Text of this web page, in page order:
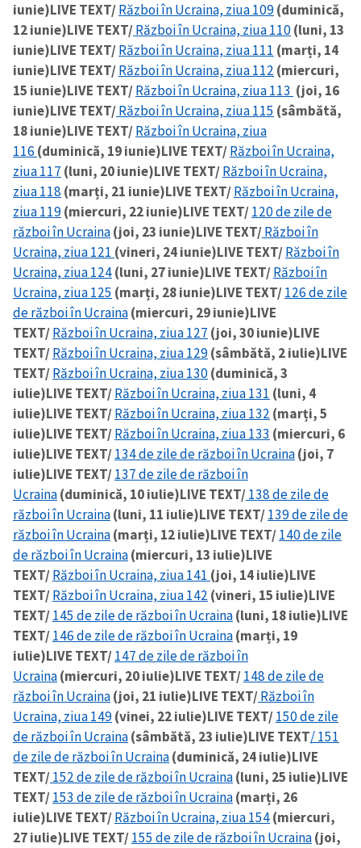
iunie)LIVE TEXT/Război în Ucraina, ziua 109(duminică,
12 iunie)LIVE TEXT/Război în Ucraina, ziua 110(luni, 13
iunie)LIVE TEXT/Război în Ucraina, ziua 111 (marți, 14
iunie)LIVE TEXT/Război în Ucraina, ziua 112 (miercuri,
15 iunie)LIVE TEXT/Război în Ucraina, ziua 113 (joi, 16
iunie)LIVE TEXT/Război în Ucraina, ziua 115 (sâmbătă,
18 iunie)LIVE TEXT/Război în Ucraina, ziua
116 (duminică, 19 iunie)LIVE TEXT/Război în Ucraina,
ziua 117 (luni, 20 iunie)LIVE TEXT/Război în Ucraina,
ziua 118 (marți, 21 iunie)LIVE TEXT/Război în Ucraina,
ziua 119(miercuri, 22 iunie)LIVE TEXT/120 de zile de
război în Ucraina(joi, 23 iunie)LIVE TEXT/Război în
Ucraina, ziua 121 (vineri, 24 iunie)LIVE TEXT/Război în
Ucraina, ziua 124(luni, 27 iunie)LIVE TEXT/Război în
Ucraina, ziua 125 (marți, 28 iunie)LIVE TEXT/126 de zile
de război în Ucraina(miercuri, 29 iunie)LIVE
TEXT/Război în Ucraina, ziua 127 (joi, 30 iunie)LIVE
TEXT/Război în Ucraina, ziua 129(sâmbătă, 2 iulie)LIVE
TEXT/Război în Ucraina, ziua 130(duminică, 3
iulie)LIVE TEXT/Război în Ucraina, ziua 131 (luni, 4
iulie)LIVE TEXT/Război în Ucraina, ziua 132 (marți, 5
iulie)LIVE TEXT/Război în Ucraina, ziua 133 (miercuri, 6
iulie)LIVE TEXT/134 de zile de război în Ucraina(joi, 7
iulie)LIVE TEXT/137 de zile de război în
Ucraina(duminică, 10 iulie)LIVE TEXT/138 de zile de
război în Ucraina(luni, 11 iulie)LIVE TEXT/139 de zile de
război în Ucraina(marți, 12 iulie)LIVE TEXT/140 de zile
de război în Ucraina(miercuri, 13 iulie)LIVE
TEXT/Război în Ucraina, ziua 141 (joi, 14 iulie)LIVE
TEXT/Război în Ucraina, ziua 142 (vineri, 15 iulie)LIVE
TEXT/145 de zile de război în Ucraina(luni, 18 iulie)LIVE
TEXT/146 de zile de război în Ucraina(marți, 19
iulie)LIVE TEXT/147 de zile de război în
Ucraina(miercuri, 20 iulie)LIVE TEXT/148 de zile de
război în Ucraina(joi, 21 iulie)LIVE TEXT/Război în
Ucraina, ziua 149(vinei, 22 iulie)LIVE TEXT/150 de zile
de război în Ucraina(sâmbătă, 23 iulie)LIVE TEXT/ 151
de zile de război în Ucraina(duminică, 24 iulie)LIVE
TEXT/152 de zile de război în Ucraina(luni, 25 iulie)LIVE
TEXT/153 de zile de război în Ucraina(marți, 26
iulie)LIVE TEXT/Război în Ucraina, ziua 154(miercuri,
27 iulie)LIVE TEXT/155 de zile de război în Ucraina(joi,